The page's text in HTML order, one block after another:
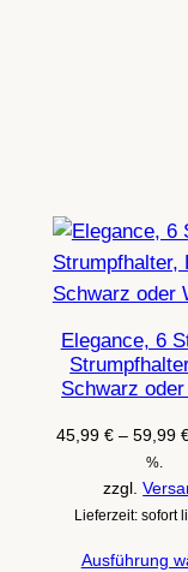
Elegance, 6
Schwarz
45,99€ –59,99
%.
zzgl.
Lieferzeit: sofort
Ausführung